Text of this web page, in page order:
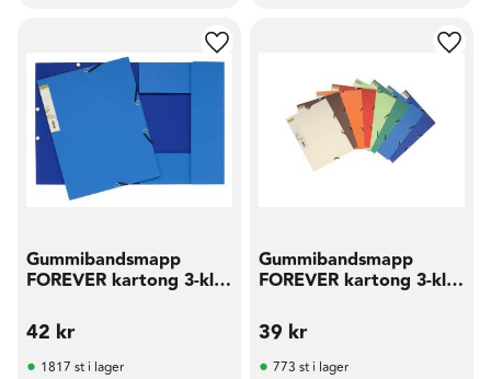
Gummibandsmapp
FOREVER kartong 3-kl
42 kr
Lägg till i favoriter
1817 st i lager
Gummibandsmapp
FOREVER kartong 3-kl
39 kr
773 st i lager